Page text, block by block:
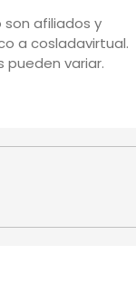
afiliados y
a cosladavirtual.
pueden variar.